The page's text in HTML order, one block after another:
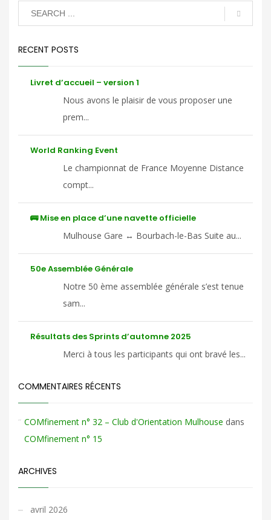
RECENT POSTS
Livret d’accueil – version 1
Nous avons le plaisir de vous proposer une
prem...
World Ranking Event
Le championnat de France Moyenne Distance
compt...
🚌 Mise en place d’une navette officielle
Mulhouse Gare ↔ Bourbach-le-Bas Suite au...
50e Assemblée Générale
Notre 50 ème assemblée générale s’est tenue
sam...
Résultats des Sprints d’automne 2025
Merci à tous les participants qui ont bravé les...
COMMENTAIRES RÉCENTS
COMfinement n° 32 – Club d'Orientation Mulhouse dans
COMfinement n° 15
ARCHIVES
avril 2026